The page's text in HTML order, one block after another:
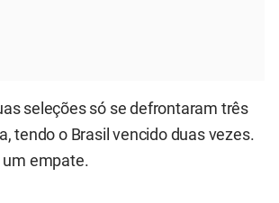
seleções só se defrontaram três
tendo o Brasil vencido duas vezes.
empate.